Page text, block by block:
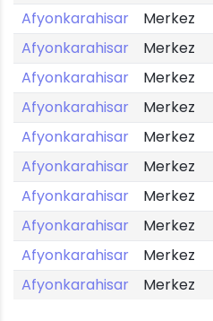
Afyonkarahisar
Merkez
Afyonkarahisar
Merkez
Afyonkarahisar
Merkez
Afyonkarahisar
Merkez
Afyonkarahisar
Merkez
Afyonkarahisar
Merkez
Afyonkarahisar
Merkez
Afyonkarahisar
Merkez
Afyonkarahisar
Merkez
Afyonkarahisar
Merkez